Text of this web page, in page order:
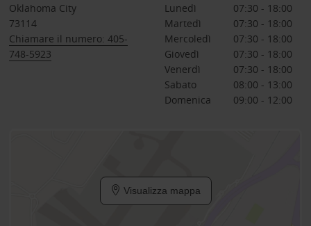
Oklahoma City
73114
Chiamare il numero: 405-
748-5923
Lunedì
07:30 - 18:00
Martedì
07:30 - 18:00
Mercoledì
07:30 - 18:00
Giovedì
07:30 - 18:00
Venerdì
07:30 - 18:00
Sabato
08:00 - 13:00
Domenica
09:00 - 12:00
Visualizza mappa